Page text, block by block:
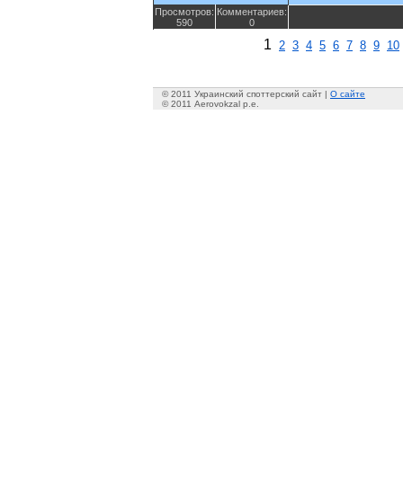
Просмотров:
590
Комментариев:
0
1 2 3 4 5 6 7 8 9 10
© 2011 Украинский споттерский сайт | О сайте
© 2011 Aerovokzal p.e.